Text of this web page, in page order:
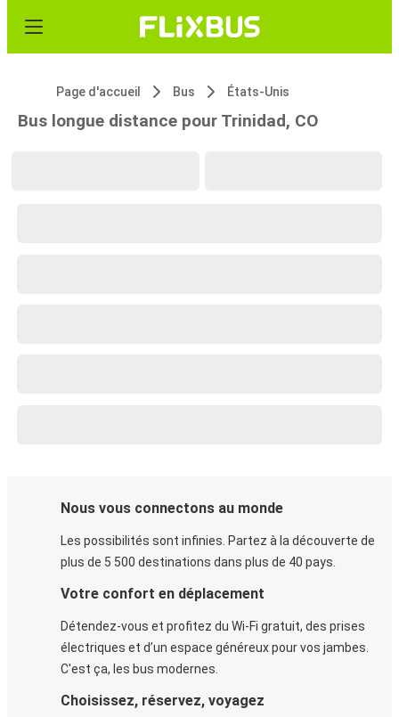
Page d'accueil Bus États-Unis
Bus longue distance pour Trinidad, CO
Nous vous connectons au monde
Les possibilités sont infinies. Partez à la découverte de
plus de 5 500 destinations dans plus de 40 pays.
Votre confort en déplacement
Détendez-vous et profitez du Wi-Fi gratuit, des prises
électriques et d’un espace généreux pour vos jambes.
C'est ça, les bus modernes.
Choisissez, réservez, voyagez